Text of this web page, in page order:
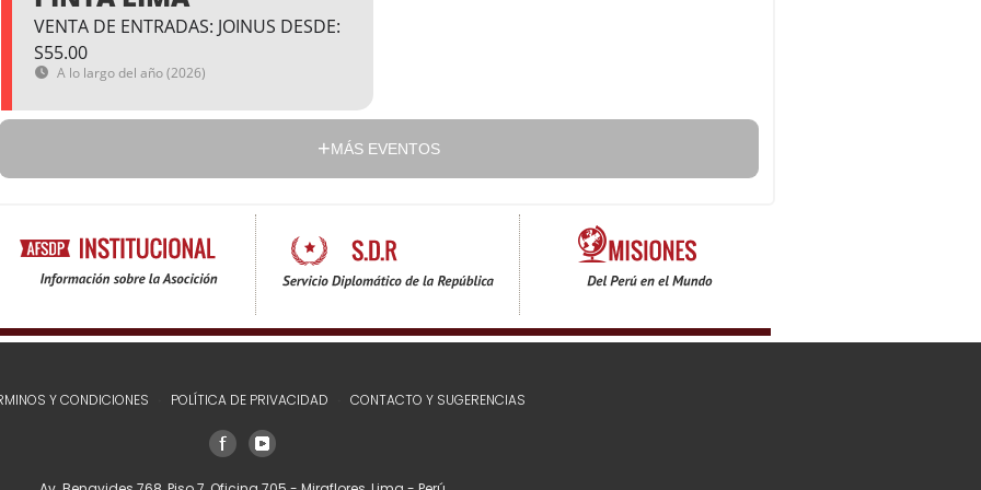
VENTA DE ENTRADAS: JOINUS DESDE:
S55.00
A lo largo del año (2026)
MÁS EVENTOS
Y CONDICIONES POLÍTICA DE PRIVACIDAD CONTACTO Y SUGERENCIAS